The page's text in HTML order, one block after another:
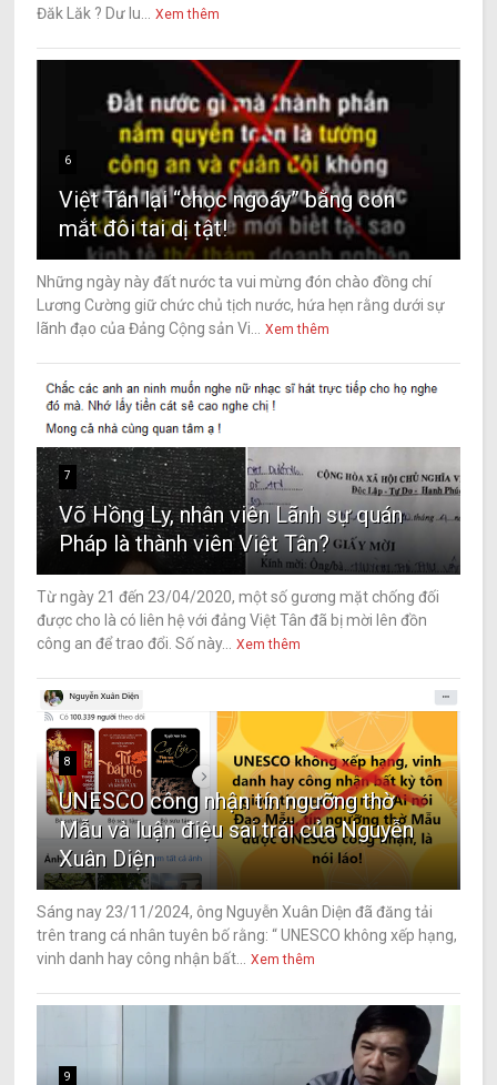
Đăk Lăk ? Dư lu...
Xem thêm
6
Việt Tân lại “chọc ngoáy” bằng con
mắt đôi tai dị tật!
Những ngày này đất nước ta vui mừng đón chào đồng chí
Lương Cường giữ chức chủ tịch nước, hứa hẹn rằng dưới sự
lãnh đạo của Đảng Cộng sản Vi...
Xem thêm
7
Võ Hồng Ly, nhân viên Lãnh sự quán
Pháp là thành viên Việt Tân?
Từ ngày 21 đến 23/04/2020, một số gương mặt chống đối
được cho là có liên hệ với đảng Việt Tân đã bị mời lên đồn
công an để trao đổi. Số này...
Xem thêm
8
UNESCO công nhận tín ngưỡng thờ
Mẫu và luận điệu sai trái của Nguyễn
Xuân Diện
Sáng nay 23/11/2024, ông Nguyễn Xuân Diện đã đăng tải
trên trang cá nhân tuyên bố rằng: “ UNESCO không xếp hạng,
vinh danh hay công nhận bất...
Xem thêm
9